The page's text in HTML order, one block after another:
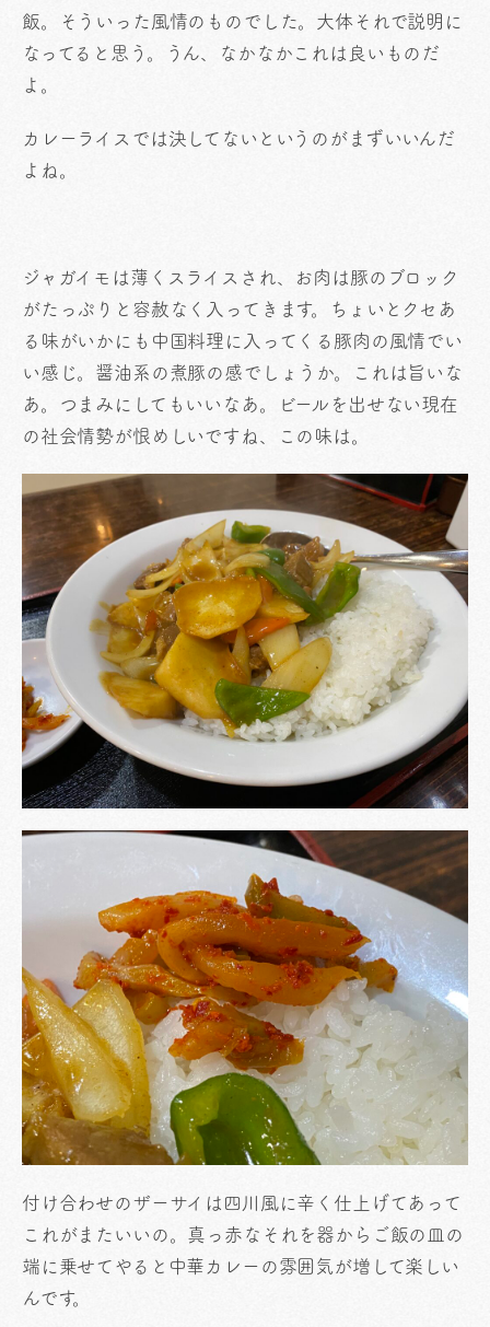
飯。そういった風情のものでした。大体それで説明に
なってると思う。うん、なかなかこれは良いものだ
よ。
カレーライスでは決してないというのがまずいいんだ
よね。
ジャガイモは薄くスライスされ、お肉は豚のブロック
がたっぷりと容赦なく入ってきます。ちょいとクセあ
る味がいかにも中国料理に入ってくる豚肉の風情でい
い感じ。醤油系の煮豚の感でしょうか。これは旨いな
あ。つまみにしてもいいなあ。ビールを出せない現在
の社会情勢が恨めしいですね、この味は。
付け合わせのザーサイは四川風に辛く仕上げてあって
これがまたいいの。真っ赤なそれを器からご飯の皿の
端に乗せてやると中華カレーの雰囲気が増して楽しい
んです。